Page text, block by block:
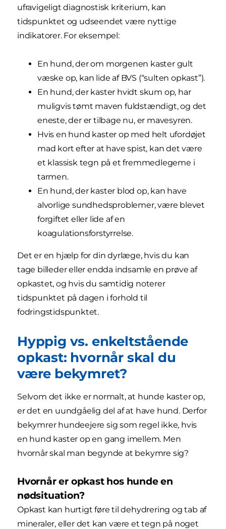
ufravigeligt diagnostisk kriterium, kan
tidspunktet og udseendet være nyttige
indikatorer. For eksempel:
En hund, der om morgenen kaster gult
væske op, kan lide af BVS (“sulten opkast”).
En hund, der kaster hvidt skum op, har
muligvis tømt maven fuldstændigt, og det
eneste, der er tilbage nu, er mavesyren.
Hvis en hund kaster op med helt ufordøjet
mad kort efter at have spist, kan det være
et klassisk tegn på et fremmedlegeme i
tarmen.
En hund, der kaster blod op, kan have
alvorlige sundhedsproblemer, være blevet
forgiftet eller lide af en
koagulationsforstyrrelse.
Det er en hjælp for din dyrlæge, hvis du kan
tage billeder eller endda indsamle en prøve af
opkastet, og hvis du samtidig noterer
tidspunktet på dagen i forhold til
fodringstidspunktet.
Hyppig vs. enkeltstående
opkast: hvornår skal du
være bekymret?
Selvom det ikke er normalt, at hunde kaster op,
er det en uundgåelig del af at have hund. Derfor
bekymrer hundeejere sig som regel ikke, hvis
en hund kaster op en gang imellem. Men
hvornår skal man begynde at bekymre sig?
Hvornår er opkast hos hunde en
nødsituation?
Opkast kan hurtigt føre til dehydrering og tab af
mineraler, eller det kan være et tegn på noget